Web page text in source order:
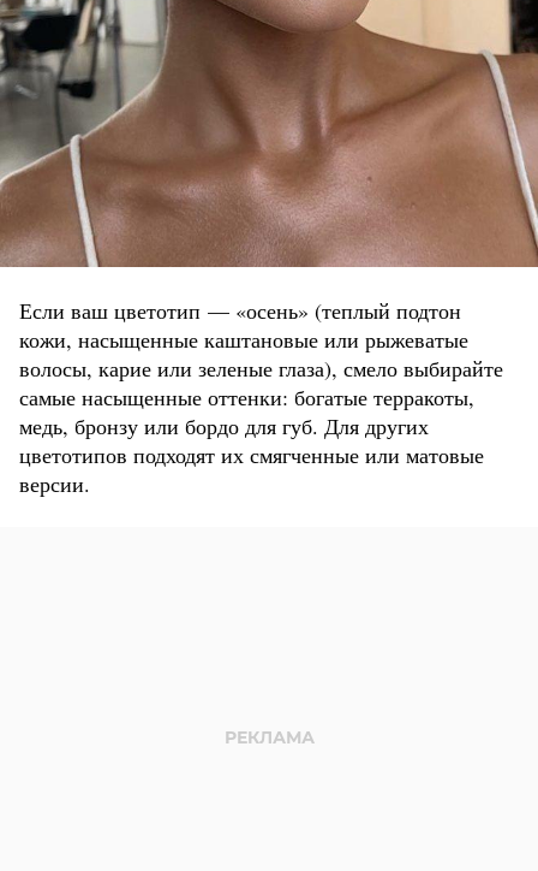
Если ваш цветотип — «осень» (теплый подтон
кожи, насыщенные каштановые или рыжеватые
волосы, карие или зеленые глаза), смело выбирайте
самые насыщенные оттенки: богатые терракоты,
медь, бронзу или бордо для губ. Для других
цветотипов подходят их смягченные или матовые
версии.